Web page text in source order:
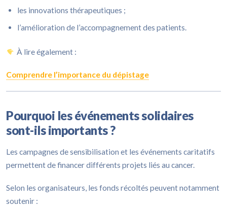
les innovations thérapeutiques ;
l’amélioration de l’accompagnement des patients.
À lire également :
Comprendre l’importance du dépistage
Pourquoi les événements solidaires
sont-ils importants ?
Les campagnes de sensibilisation et les événements caritatifs
permettent de financer différents projets liés au cancer.
Selon les organisateurs, les fonds récoltés peuvent notamment
soutenir :